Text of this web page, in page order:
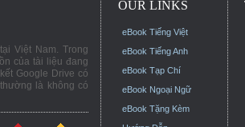
Việt Nam. Trong
của tài liệu đang
Google Drive có
là không có
OUR LINKS
eBook Tiếng Việt
eBook Tiếng Anh
eBook Tạp Chí
eBook Ngoại Ngữ
eBook Tặng Kèm